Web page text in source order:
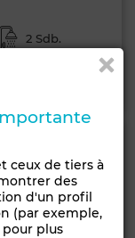
2 Sdb.
ceux de tiers à
des
d'un profil
(par exemple,
pour plus